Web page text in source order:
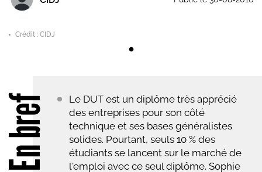
bref
Le DUT est un diplôme très apprécié
des entreprises pour son côté
technique et ses bases généralistes
solides. Pourtant, seuls 10 % des
étudiants se lancent sur le marché de
l'emploi avec ce seul diplôme. Sophie
Crédit : CIDJ